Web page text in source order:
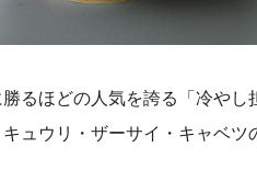
るほどの人気を誇る「冷やし
ュウリ・ザーサイ・キャベ